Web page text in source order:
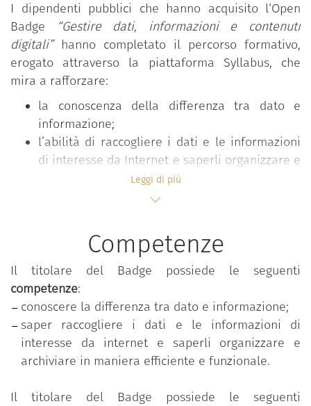
I dipendenti pubblici che hanno acquisito l‘Open
Badge
“Gestire dati, informazioni e contenuti
digitali” hanno completato il percorso formativo,
erogato attraverso la piattaforma Syllabus, che
mira a rafforzare:
la conoscenza della differenza tra dato e
informazione;
l’abilità di raccogliere i dati e le informazioni
di interesse da Internet e saperli organizzare e
archiviare in maniera efficiente e funzionale.
è parte del programma formativo
“Competenze digitali per la PA”, che mira a
rafforzare le competenze digitali comuni a tutti i
dipendenti pubblici al fine di accrescere la
propensione complessiva al cambiamento e
all’innovazione nella pubblica amministrazione. Il
programma è messo a disposizione gratuitamente
Presidenza del Consiglio dei ministri.
Leggi di più
Competenze
Il titolare del Badge possiede le seguenti
competenze:
conoscere la differenza tra dato e informazione;
saper raccogliere i dati e le informazioni di
interesse da internet e saperli organizzare e
archiviare in maniera efficiente e funzionale.
Il titolare del Badge possiede le seguenti